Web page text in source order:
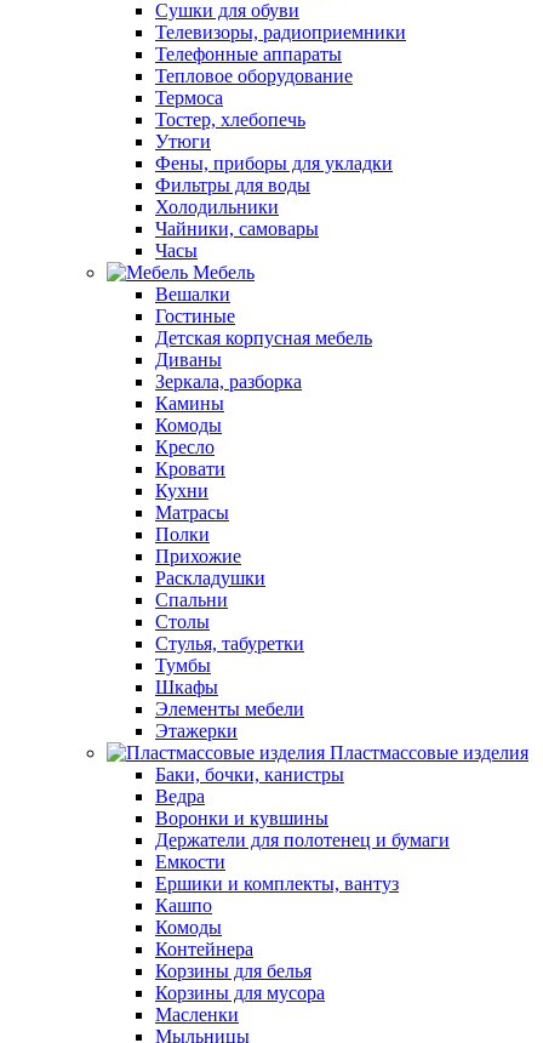
Сушки для обуви
Телевизоры, радиоприемники
Телефонные аппараты
Тепловое оборудование
Термоса
Тостер, хлебопечь
Утюги
Фены, приборы для укладки
Фильтры для воды
Холодильники
Чайники, самовары
Часы
Мебель
Вешалки
Гостиные
Детская корпусная мебель
Диваны
Зеркала, разборка
Камины
Комоды
Кресло
Кровати
Кухни
Матрасы
Полки
Прихожие
Раскладушки
Спальни
Столы
Стулья, табуретки
Тумбы
Шкафы
Элементы мебели
Этажерки
Пластмассовые изделия
Баки, бочки, канистры
Ведра
Воронки и кувшины
Держатели для полотенец и бумаги
Емкости
Ершики и комплекты, вантуз
Кашпо
Комоды
Контейнера
Корзины для белья
Корзины для мусора
Масленки
Мыльницы